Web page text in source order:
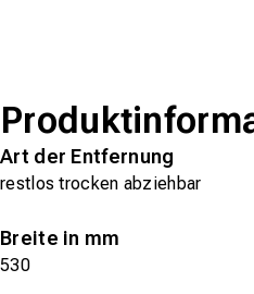
Art der Entfernung
restlos trocken abziehbar
Breite in mm
530